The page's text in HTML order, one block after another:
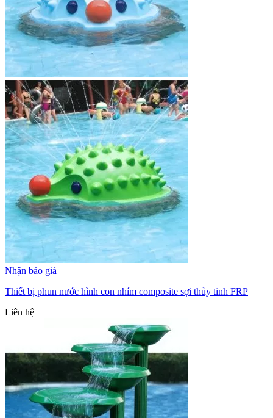
Nhận báo giá
Thiết bị phun nước hình con nhím composite sợi thủy tinh FRP
Liên hệ